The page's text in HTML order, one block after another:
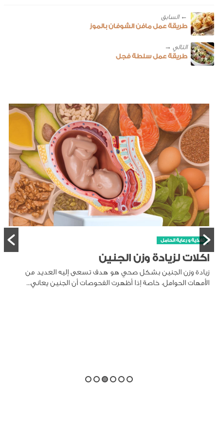
← ‎السابق
طريقة عمل مافن الشوفان بالموز
طريقة عمل سلطة فجل
تغذية و رعاية الحامل
اكلات لزيادة وزن الجنين
زيادة وزن الجنين بشكل صحي هو هدف تسعى إليه العديد من
الأمهات الحوامل، خاصة إذا أظهرت الفحوصات أن الجنين يعاني...